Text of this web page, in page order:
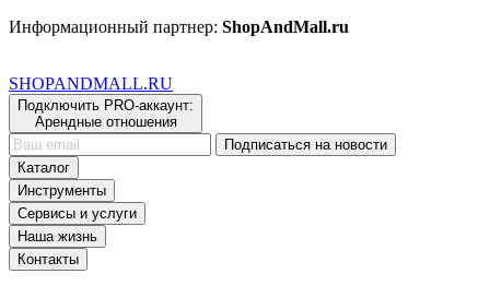
​Информационный партнер: ShopAndMall.ru
SHOPANDMALL.RU
Подключить PRO-аккаунт:
Арендные отношения
Подписаться на новости
Каталог
Инструменты
Сервисы и услуги
Наша жизнь
Контакты